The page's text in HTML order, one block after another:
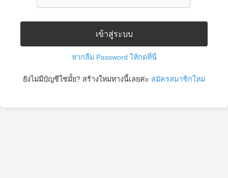
เข้าสู่ระบบ
หากลืม Password ให้กดที่นี่
ยังไม่มีบัญชีใช่มั้ย? สร้างใหม่ทางนี้เลยค่ะ สมัครสมาชิกใหม่